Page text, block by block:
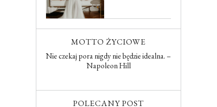
MOTTO ŻYCIOWE
Nie czekaj pora nigdy nie będzie idealna. –
Napoleon Hill
POLECANY POST